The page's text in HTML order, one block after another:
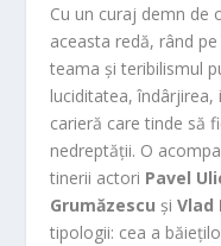
Cu un curaj demn de
aceasta redă, rând
teama și teribilismul
luciditatea,
carieră care tinde să
nedreptății. O
tinerii actori Pavel
Grumăzescu șiVlad
tipologii: cea a